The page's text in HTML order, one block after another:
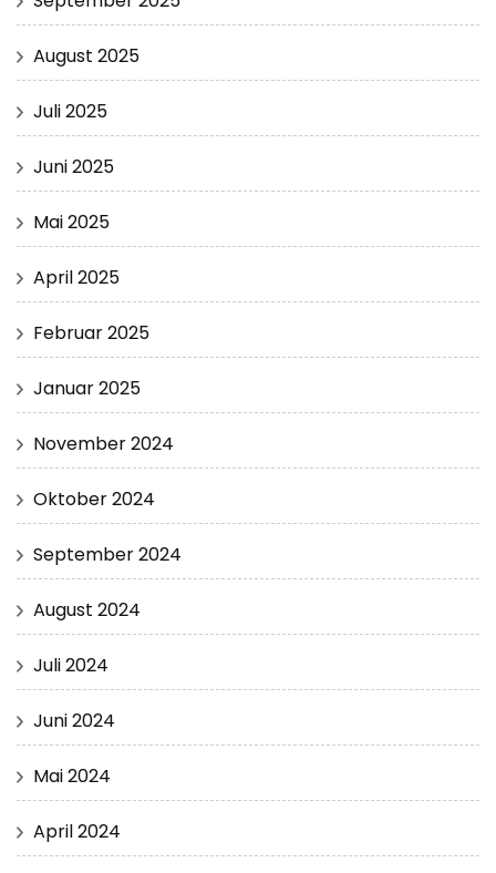
August 2025
Juli 2025
Juni 2025
Mai 2025
April 2025
Februar 2025
Januar 2025
November 2024
Oktober 2024
September 2024
August 2024
Juli 2024
Juni 2024
Mai 2024
April 2024